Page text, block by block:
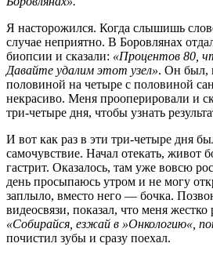
Я насторожился. Когда слышишь
случае неприятно. В Боровлянах
биопсии и сказали: «Процентов 80,
Давайте удалим этот узел». Он был,
половиной на четыре с половиной
некрасиво. Меня прооперировали и
три-четыре дня, чтобы узнать
И вот как раз в эти три-четыре дня
самочувствие. Начал отекать, живот
гастрит. Оказалось, там уже вовсю
день просыпаюсь утром и не могу
заплыло, вместо него — бочка.
видеосвязи, показал, что меня жестко
«Собирайся, езжай в »Онкологию«,
почистил зубы и сразу поехал.